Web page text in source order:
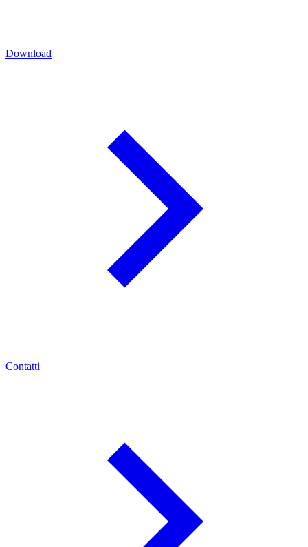
Download
Contatti